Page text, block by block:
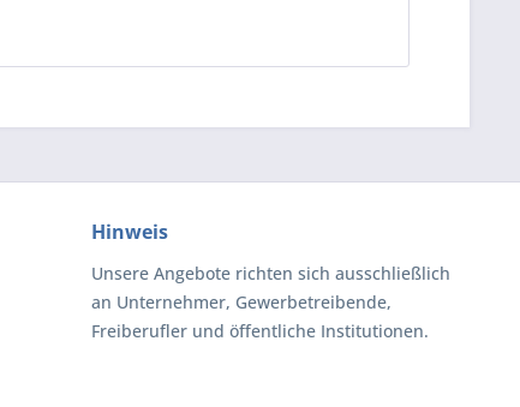
Hinweis
Unsere Angebote richten sich ausschließlich
an Unternehmer, Gewerbetreibende,
Freiberufler und öffentliche Institutionen.